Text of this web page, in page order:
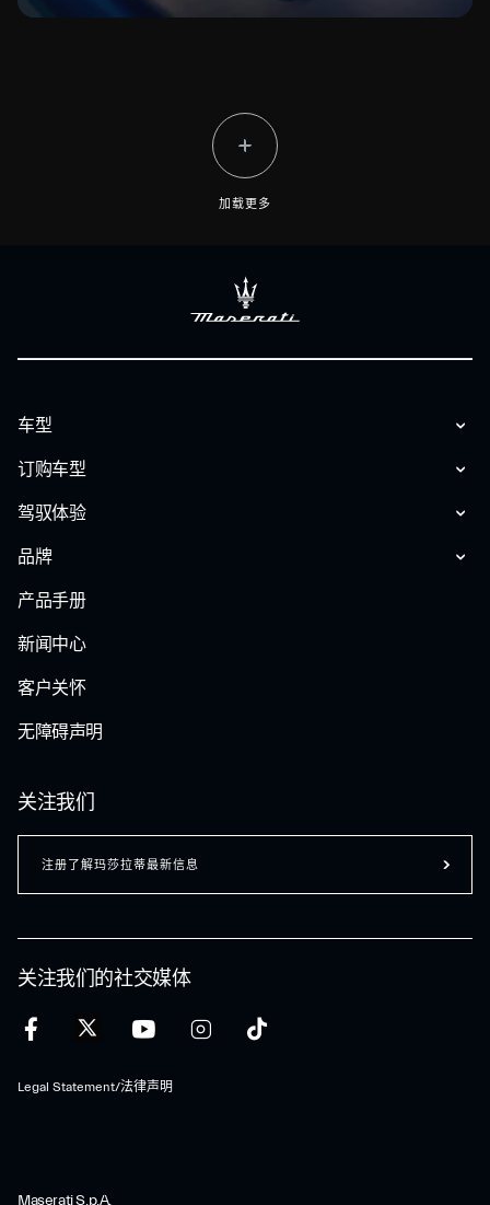
加载更多
车型
订购车型
驾驭体验
品牌
产品手册
新闻中心
客户关怀
无障碍声明
关注我们的社交媒体
Legal Statement/法律声明
关注我们
注册了解玛莎拉蒂最新信息
Maserati S.p.A.